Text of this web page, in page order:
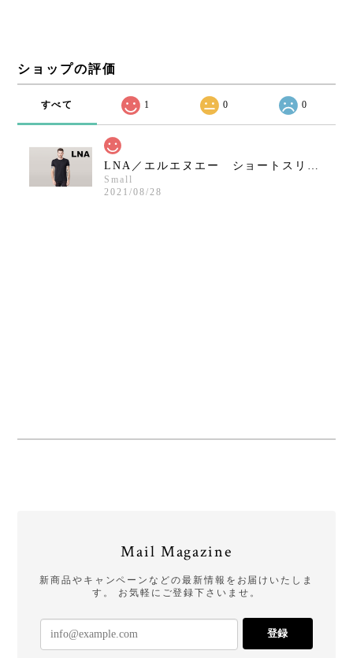
ショップの評価
すべて 1 0 0
LNA／エルエヌエー ショートスリーブクルーネックシャツ／ブラック
Small
2021/08/28
Mail Magazine
新商品やキャンペーンなどの最新情報をお届けいたしま
す。 お気軽にご登録下さいませ。
登録